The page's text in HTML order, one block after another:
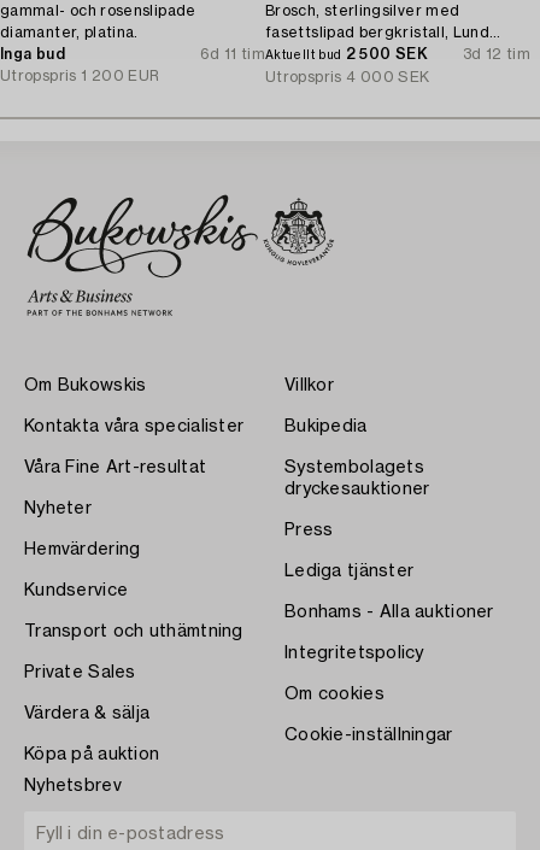
gammal- och rosenslipade
diamanter, platina.
Inga bud
6d 11 tim
Utropspris 1 200 EUR
Brosch, sterlingsilver med
fasettslipad bergkristall, Lund
1946.
Aktuellt bud 2 500 SEK
3d 12 tim
Utropspris 4 000 SEK
Om Bukowskis
Kontakta våra specialister
Våra Fine Art-resultat
Nyheter
Hemvärdering
Kundservice
Transport och uthämtning
Private Sales
Värdera & sälja
Köpa på auktion
Villkor
Bukipedia
Systembolagets
dryckesauktioner
Press
Lediga tjänster
Bonhams - Alla auktioner
Integritetspolicy
Om cookies
Cookie-inställningar
Nyhetsbrev